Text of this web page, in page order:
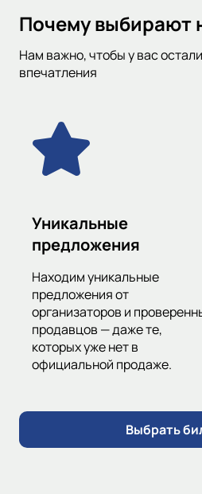
команд и не пропустить важные
также можете фильтровать
проведения и турниру.
Почему выбирают
Нам важно, чтобы у вас
впечатления
Уникальные
предложения
Находим уникальные
предложения от
организаторов и
продавцов — даже те,
которых уже нет в
официальной продаже.
Выбрать